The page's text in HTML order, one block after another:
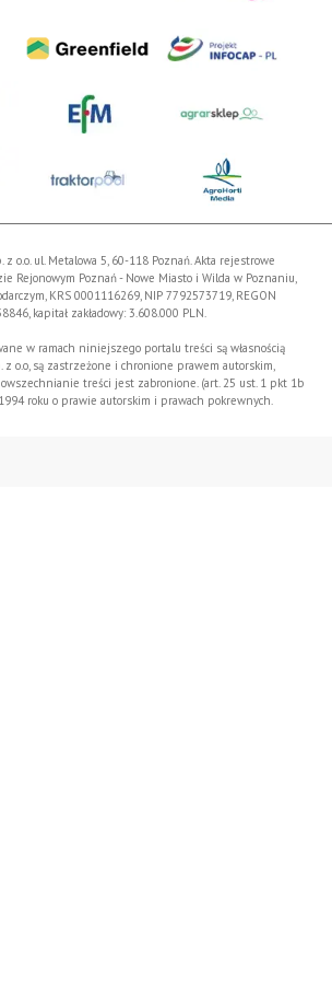
z o.o. ul. Metalowa 5, 60-118 Poznań. Akta rejestrowe
Rejonowym Poznań - Nowe Miasto i Wilda w Poznaniu,
KRS 0001116269, NIP 7792573719, REGON
kapitał zakładowy: 3.608.000 PLN.
w ramach niniejszego portalu treści są własnością
z o.o, są zastrzeżone i chronione prawem autorskim,
treści jest zabronione. (art. 25 ust. 1 pkt 1b
roku o prawie autorskim i prawach pokrewnych.